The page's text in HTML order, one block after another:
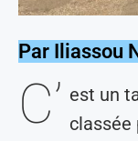
Par Iliassou
C’ est un
classée